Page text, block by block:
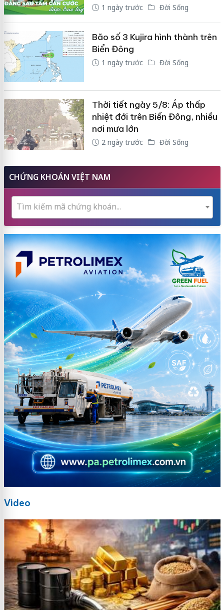
1 ngày trước Đời Sống
Bão số 3 Kujira hình thành trên
Biển Đông
1 ngày trước Đời Sống
Thời tiết ngày 5/8: Áp thấp
nhiệt đới trên Biển Đông, nhiều
nơi mưa lớn
2 ngày trước Đời Sống
CHỨNG KHOÁN VIỆT NAM
Tìm kiếm mã chứng khoán...
Video